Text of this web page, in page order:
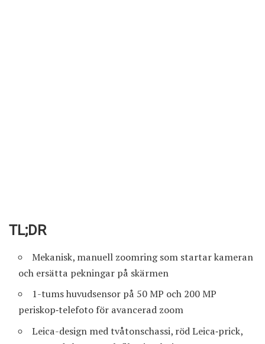
TL;DR
Mekanisk, manuell zoomring som startar kameran
och ersätta pekningar på skärmen
1-tums huvudsensor på 50 MP och 200 MP
periskop‑telefoto för avancerad zoom
Leica-design med tvåtonschassi, röd Leica‑prick,